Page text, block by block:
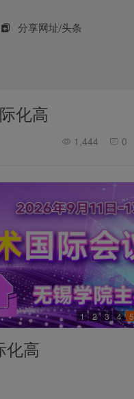
分享网址/头条
化高
1,444 0
1 2 3 4 5
化高